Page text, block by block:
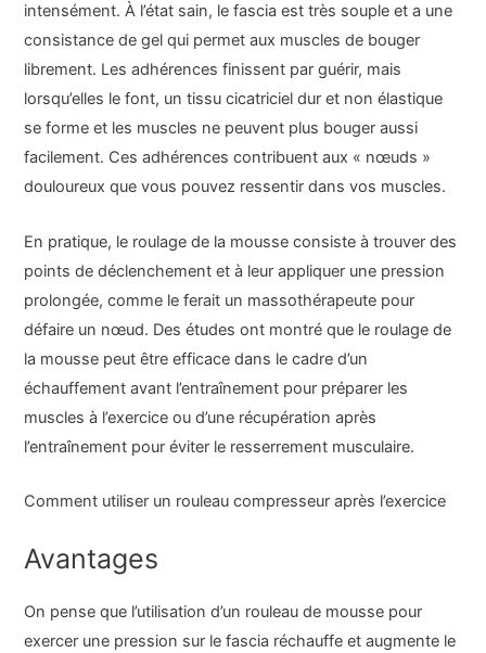
intensément. À l’état sain, le fascia est très souple et a une
consistance de gel qui permet aux muscles de bouger
librement. Les adhérences finissent par guérir, mais
lorsqu’elles le font, un tissu cicatriciel dur et non élastique
se forme et les muscles ne peuvent plus bouger aussi
facilement. Ces adhérences contribuent aux « nœuds »
douloureux que vous pouvez ressentir dans vos muscles.
En pratique, le roulage de la mousse consiste à trouver des
points de déclenchement et à leur appliquer une pression
prolongée, comme le ferait un massothérapeute pour
défaire un nœud. Des études ont montré que le roulage de
la mousse peut être efficace dans le cadre d’un
échauffement avant l’entraînement pour préparer les
muscles à l’exercice ou d’une récupération après
l’entraînement pour éviter le resserrement musculaire.
Comment utiliser un rouleau compresseur après l’exercice
Avantages
On pense que l’utilisation d’un rouleau de mousse pour
exercer une pression sur le fascia réchauffe et augmente le